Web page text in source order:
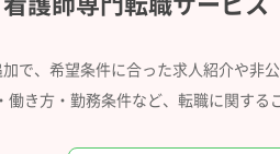
で、希望条件に合った求人紹介や非
働き方・勤務条件など、 転職に関する